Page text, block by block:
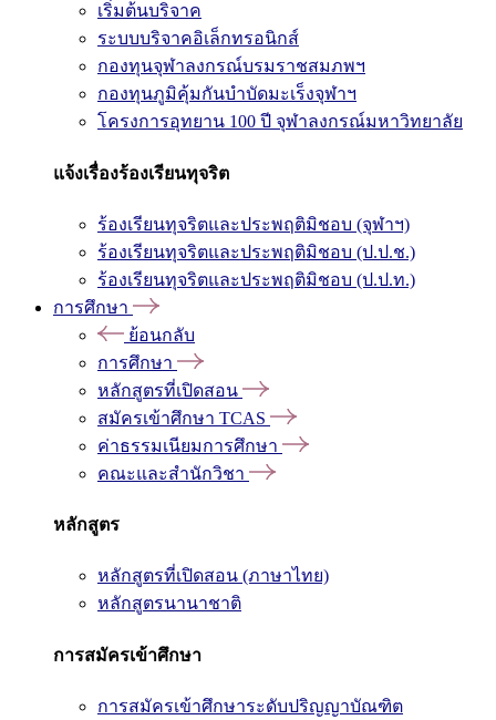
เริ่มต้นบริจาค
ระบบบริจาคอิเล็กทรอนิกส์
กองทุนจุฬาลงกรณ์บรมราชสมภพฯ
กองทุนภูมิคุ้มกันบำบัดมะเร็งจุฬาฯ
โครงการอุทยาน 100 ปี จุฬาลงกรณ์มหาวิทยาลัย
แจ้งเรื่องร้องเรียนทุจริต
ร้องเรียนทุจริตและประพฤติมิชอบ (จุฬาฯ)
ร้องเรียนทุจริตและประพฤติมิชอบ (ป.ป.ช.)
ร้องเรียนทุจริตและประพฤติมิชอบ (ป.ป.ท.)
การศึกษา
ย้อนกลับ
การศึกษา
หลักสูตรที่เปิดสอน
สมัครเข้าศึกษา TCAS
ค่าธรรมเนียมการศึกษา
คณะและสำนักวิชา
หลักสูตร
หลักสูตรที่เปิดสอน (ภาษาไทย)
หลักสูตรนานาชาติ
การสมัครเข้าศึกษา
การสมัครเข้าศึกษาระดับปริญญาบัณฑิต